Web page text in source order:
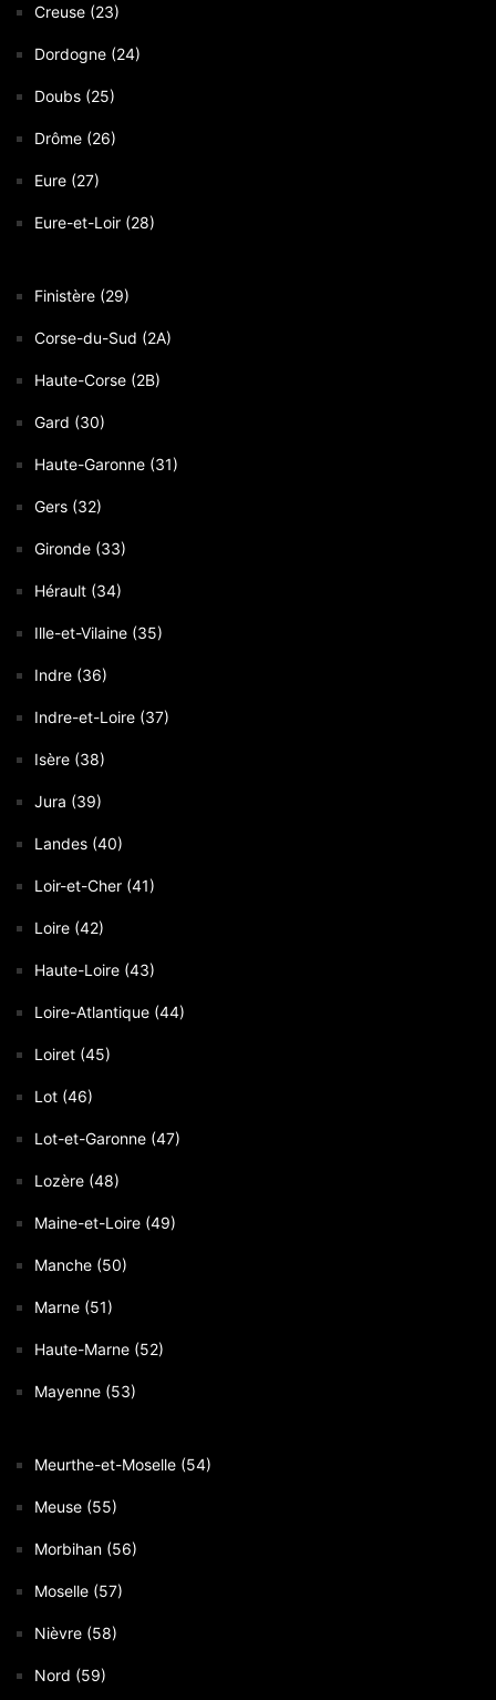
Creuse (23)
Dordogne (24)
Doubs (25)
Drôme (26)
Eure (27)
Eure-et-Loir (28)
Finistère (29)
Corse-du-Sud (2A)
Haute-Corse (2B)
Gard (30)
Haute-Garonne (31)
Gers (32)
Gironde (33)
Hérault (34)
Ille-et-Vilaine (35)
Indre (36)
Indre-et-Loire (37)
Isère (38)
Jura (39)
Landes (40)
Loir-et-Cher (41)
Loire (42)
Haute-Loire (43)
Loire-Atlantique (44)
Loiret (45)
Lot (46)
Lot-et-Garonne (47)
Lozère (48)
Maine-et-Loire (49)
Manche (50)
Marne (51)
Haute-Marne (52)
Mayenne (53)
Meurthe-et-Moselle (54)
Meuse (55)
Morbihan (56)
Moselle (57)
Nièvre (58)
Nord (59)